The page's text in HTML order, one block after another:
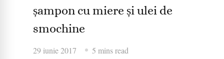
șampon cu miere și ulei de
smochine
29 iunie 2017 5 mins read